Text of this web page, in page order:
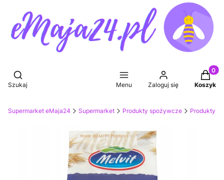
Otwórz wyszukiwarkę
Szukaj Menu Zaloguj się Koszyk
Supermarket eMaja24 Supermarket Produkty spożywcze Produkty